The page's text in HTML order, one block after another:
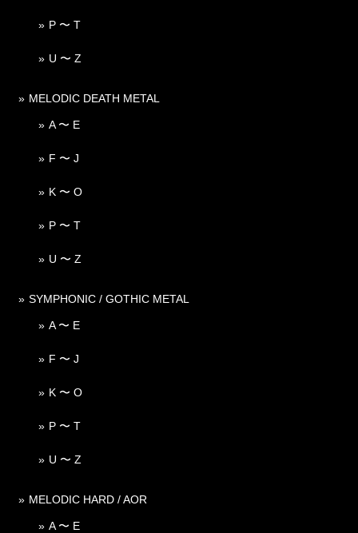
P 〜 T
U 〜 Z
MELODIC DEATH METAL
A 〜 E
F 〜 J
K 〜 O
P 〜 T
U 〜 Z
SYMPHONIC / GOTHIC METAL
A 〜 E
F 〜 J
K 〜 O
P 〜 T
U 〜 Z
MELODIC HARD / AOR
A 〜 E